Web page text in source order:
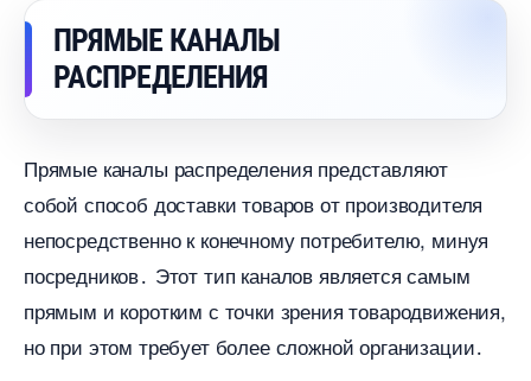
ПРЯМЫЕ КАНАЛЫ
РАСПРЕДЕЛЕНИЯ
Прямые каналы распределения представляют
собой способ доставки товаров от производителя
непосредственно к конечному потребителю, минуя
посредников․ Этот тип каналов является самым
прямым и коротким с точки зрения товародвижения,
но при этом требует более сложной организации․